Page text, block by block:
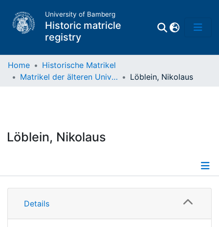
University of Bamberg
Historic matricle
registry
Professors
Home
Historische Matrikel
Matrikel der älteren Universität
Löblein, Nikolaus
Löblein, Nikolaus
Details
Details